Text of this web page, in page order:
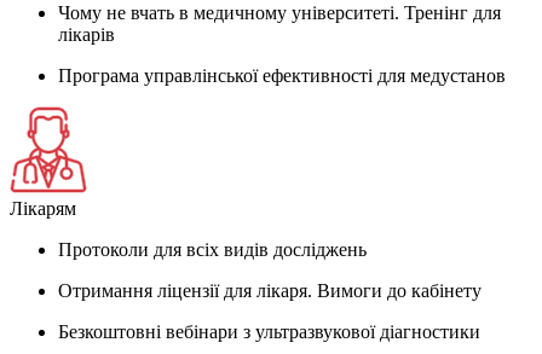
Чому не вчать в медичному університеті. Тренінг для
лікарів
Програма управлінської ефективності для медустанов
Лікарям
Протоколи для всіх видів досліджень
Отримання ліцензії для лікаря. Вимоги до кабінету
Безкоштовні вебінари з ультразвукової діагностики